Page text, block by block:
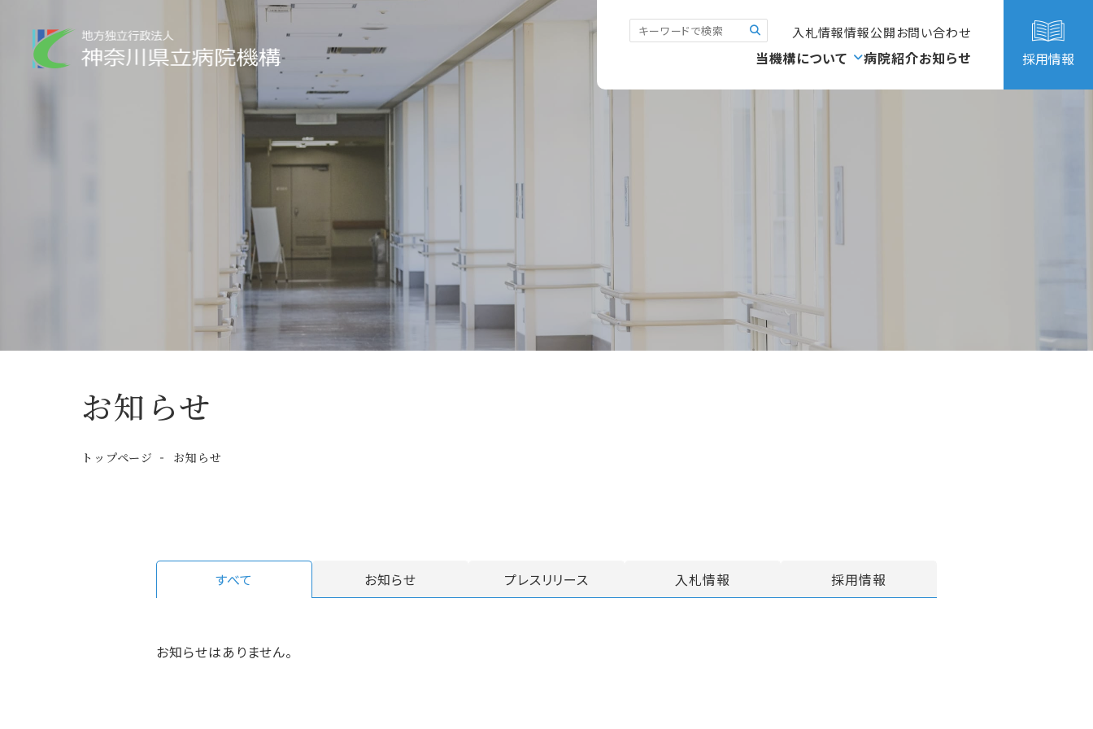
入札情報情報公開お問い合わせ
当機構について 病院紹介お知らせ 採用情報
お知らせ
トップページ お知らせ
すべて お知らせ プレスリリース 入札情報 採用情報
お知らせはありません。